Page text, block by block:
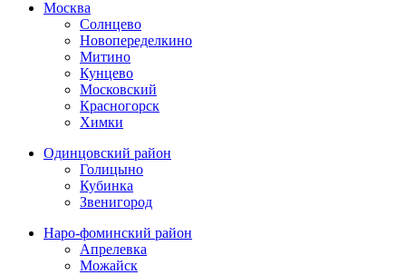
Москва
Солнцево
Новопеределкино
Митино
Кунцево
Московский
Красногорск
Химки
Одинцовский район
Голицыно
Кубинка
Звенигород
Наро-фоминский район
Апрелевка
Можайск